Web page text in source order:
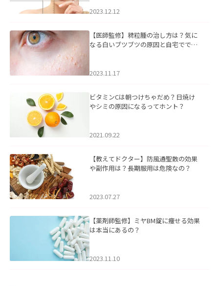
2023.12.12
【医師監修】稗粒腫の治し方は？気に
なる白いブツブツの原因と自宅ででき
2023.11.17
ビタミンCは朝つけちゃだめ？日焼け
やシミの原因になるってホント？
2021.09.22
【教えてドクター】防風通聖散の効果
や副作用は？長期服用は危険なの？
2023.07.27
【薬剤師監修】ミヤBM錠に痩せる効果
は本当にあるの？
2023.11.10